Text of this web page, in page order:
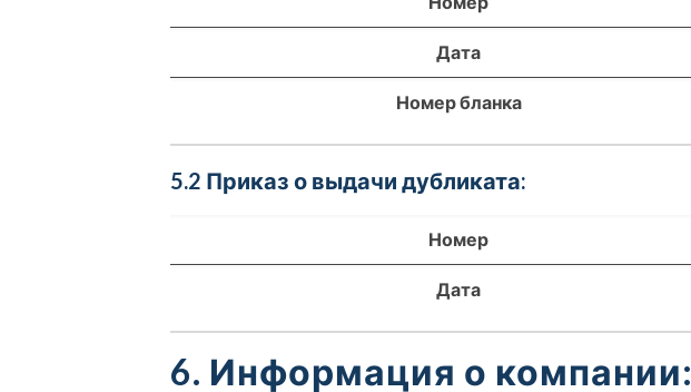
Дата
Номер бланка
5.2 Приказ о выдачи дубликата:
Номер
Дата
6. Информация о компании: